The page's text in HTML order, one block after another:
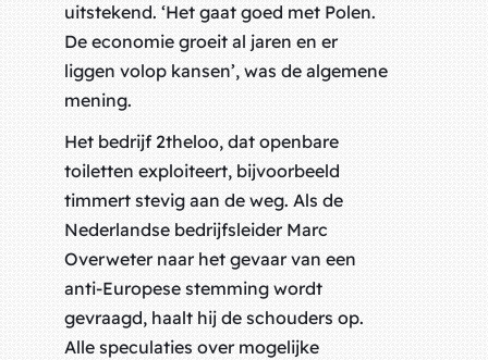
uitstekend. ‘Het gaat goed met Polen.
De economie groeit al jaren en er
liggen volop kansen’, was de algemene
mening.
Het bedrijf 2theloo, dat openbare
toiletten exploiteert, bijvoorbeeld
timmert stevig aan de weg. Als de
Nederlandse bedrijfsleider Marc
Overweter naar het gevaar van een
anti-Europese stemming wordt
gevraagd, haalt hij de schouders op.
Alle speculaties over mogelijke